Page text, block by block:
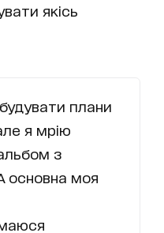
якісь
плани
я мрію
з
основна моя